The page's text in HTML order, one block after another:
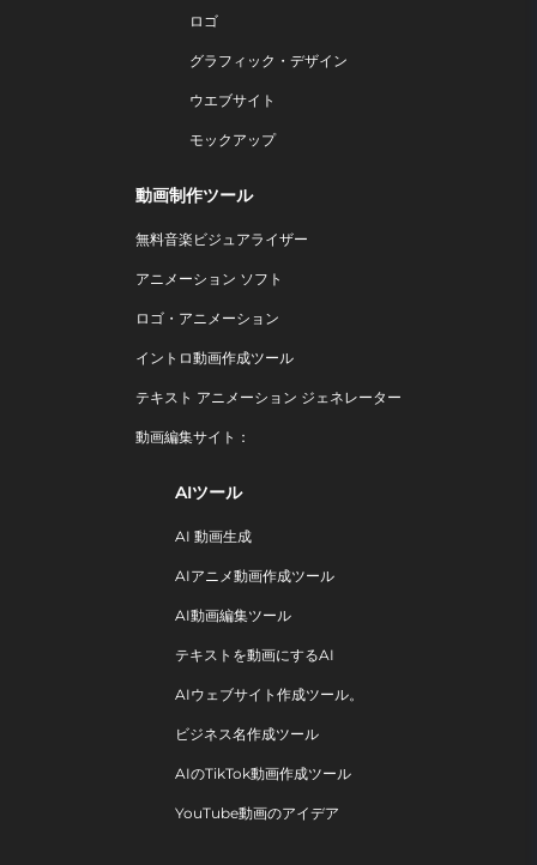
ロゴ
グラフィック・デザイン
ウエブサイト
モックアップ
動画制作ツール
無料音楽ビジュアライザー
アニメーション ソフト
ロゴ・アニメーション
イントロ動画作成ツール
テキスト アニメーション ジェネレーター
動画編集サイト：
AIツール
AI 動画生成
AIアニメ動画作成ツール
AI動画編集ツール
テキストを動画にするAI
AIウェブサイト作成ツール。
ビジネス名作成ツール
AIのTikTok動画作成ツール
YouTube動画のアイデア